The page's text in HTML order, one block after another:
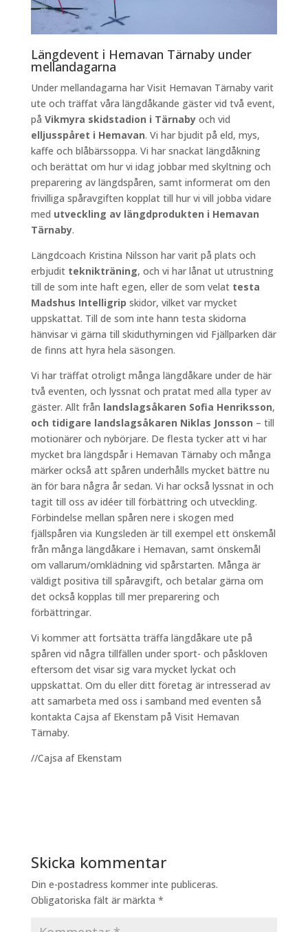
Längdevent i Hemavan Tärnaby under
mellandagarna
Under mellandagarna har Visit Hemavan Tärnaby varit
ute och träffat våra längdåkande gäster vid två event,
på Vikmyra skidstadion i Tärnabyoch vid
elljusspåret i Hemavan. Vi har bjudit på eld, mys,
kaffe och blåbärssoppa. Vi har snackat längdåkning
och berättat om hur vi idag jobbar med skyltning och
preparering av längdspåren, samt informerat om den
frivilliga spåravgiften kopplat till hur vi vill jobba vidare
med utveckling av längdprodukten i Hemavan
Tärnaby.
Längdcoach Kristina Nilsson har varit på plats och
erbjudit teknikträning, och vi har lånat ut utrustning
till de som inte haft egen, eller de som velat testa
Madshus Intelligrip skidor, vilket var mycket
uppskattat. Till de som inte hann testa skidorna
hänvisar vi gärna till skiduthyrningen vid Fjällparken där
de finns att hyra hela säsongen.
Vi har träffat otroligt många längdåkare under de här
två eventen, och lyssnat och pratat med alla typer av
gäster. Allt från landslagsåkaren Sofia Henriksson,
och tidigare landslagsåkaren Niklas Jonsson – till
motionärer och nybörjare. De flesta tycker att vi har
mycket bra längdspår i Hemavan Tärnaby och många
märker också att spåren underhålls mycket bättre nu
än för bara några år sedan. Vi har också lyssnat in och
tagit till oss av idéer till förbättring och utveckling.
Förbindelse mellan spåren nere i skogen med
fjällspåren via Kungsleden är till exempel ett önskemål
från många längdåkare i Hemavan, samt önskemål
om vallarum/omklädning vid spårstarten. Många är
väldigt positiva till spåravgift, och betalar gärna om
det också kopplas till mer preparering och
förbättringar.
Vi kommer att fortsätta träffa längdåkare ute på
spåren vid några tillfällen under sport- och påskloven
eftersom det visar sig vara mycket lyckat och
uppskattat. Om du eller ditt företag är intresserad av
att samarbeta med oss i samband med eventen så
kontakta Cajsa af Ekenstam på Visit Hemavan
Tärnaby.
//Cajsa af Ekenstam
Skicka kommentar
Din e-postadress kommer inte publiceras.
Obligatoriska fält är märkta *